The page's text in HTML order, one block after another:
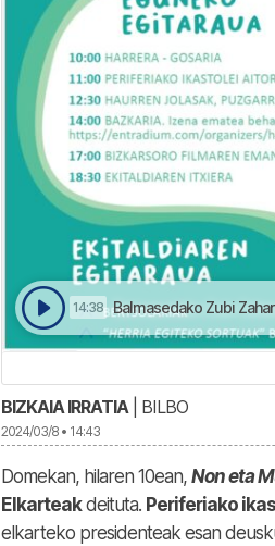
14:38 Balmasedako Zubi
BIZKAIA IRRATIA| BILBO
2024/03/8 • 14:43
Domekan, hilaren 10ean, Non eta
Elkarteakdeituta. Periferiako
elkarteko presidenteak esan